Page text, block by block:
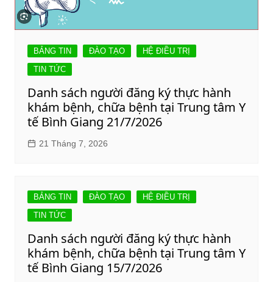
BẢNG TIN ĐÀO TẠO
HỆ ĐIỀU TRỊ
TIN TỨC
Danh sách người đăng ký thực hành
khám bệnh, chữa bệnh tại Trung tâm Y
tế Bình Giang 21/7/2026
21 Tháng 7, 2026
BẢNG TIN ĐÀO TẠO
HỆ ĐIỀU TRỊ
TIN TỨC
Danh sách người đăng ký thực hành
khám bệnh, chữa bệnh tại Trung tâm Y
tế Bình Giang 15/7/2026